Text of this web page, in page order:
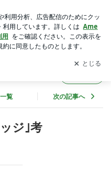
の更新通知
を受け取りまし
開く
一覧 次の記事へ
ジ｣考